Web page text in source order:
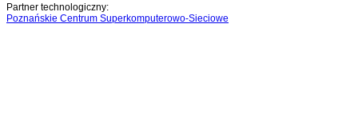
Partner technologiczny:
Poznańskie Centrum Superkomputerowo-Sieciowe